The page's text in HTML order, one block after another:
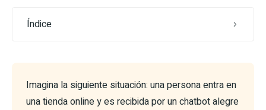
Índice
Imagina la siguiente situación: una persona entra en
una tienda online y es recibida por un chatbot alegre